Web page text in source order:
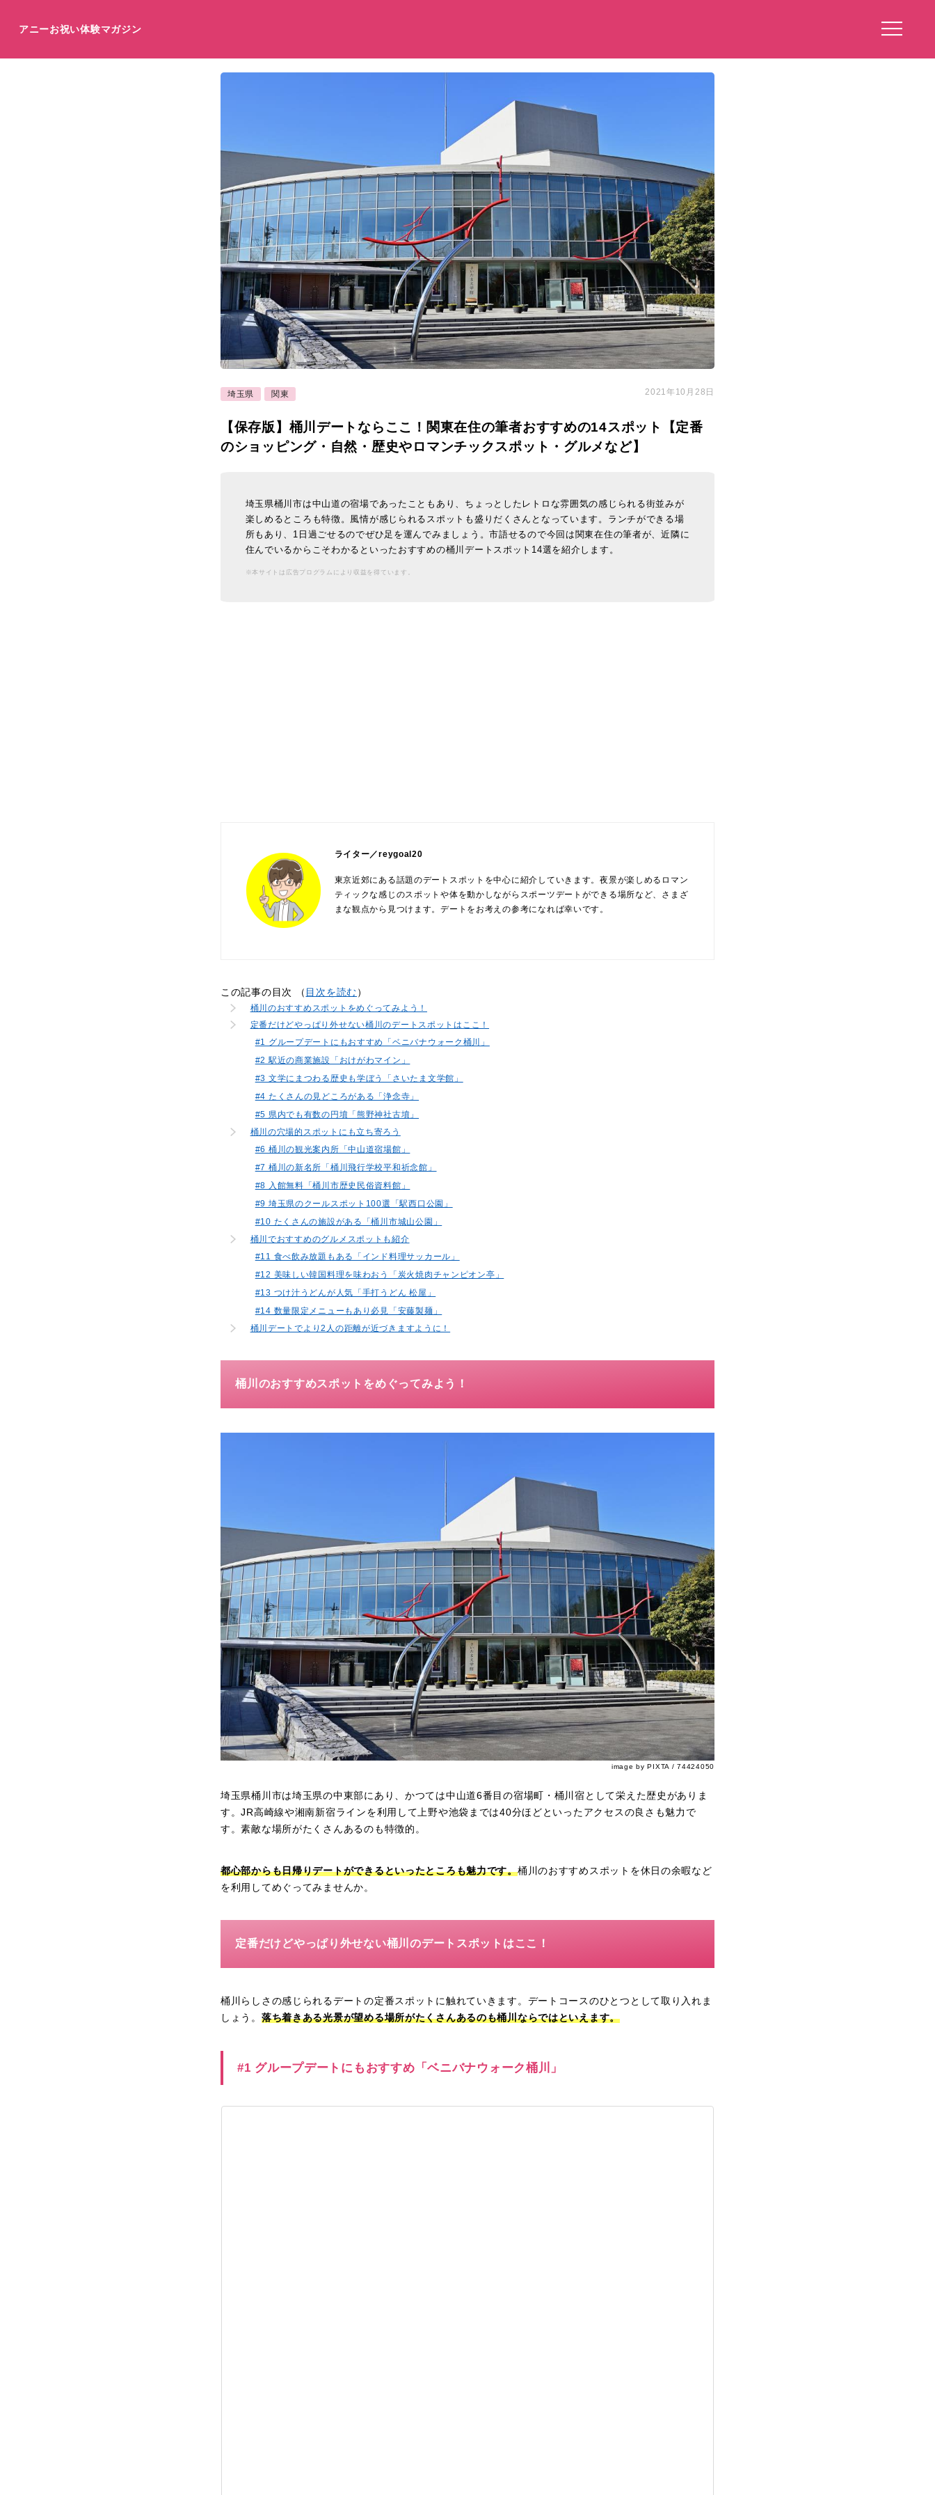
アニーお祝い体験マガジン
埼玉県 関東 2021年10月28日
【保存版】桶川デートならここ！関東在住の筆者おすすめの14スポット【定番
のショッピング・自然・歴史やロマンチックスポット・グルメなど】
埼玉県桶川市は中山道の宿場であったこともあり、ちょっとしたレトロな雰囲気の感じられる街並みが
楽しめるところも特徴。風情が感じられるスポットも盛りだくさんとなっています。ランチができる場
所もあり、1日過ごせるのでぜひ足を運んでみましょう。市語せるので今回は関東在住の筆者が、近隣に
住んでいるからこそわかるといったおすすめの桶川デートスポット14選を紹介します。
※本サイトは広告プログラムにより収益を得ています。
ライター／reygoal20
東京近郊にある話題のデートスポットを中心に紹介していきます。夜景が楽しめるロマン
ティックな感じのスポットや体を動かしながらスポーツデートができる場所など、さまざ
まな観点から見つけます。デートをお考えの参考になれば幸いです。
この記事の目次 （ 目次を読む ）
桶川のおすすめスポットをめぐってみよう！
定番だけどやっぱり外せない桶川のデートスポットはここ！
#1 グループデートにもおすすめ「ベニバナウォーク桶川」
#2 駅近の商業施設「おけがわマイン」
#3 文学にまつわる歴史も学ぼう「さいたま文学館」
#4 たくさんの見どころがある「浄念寺」
#5 県内でも有数の円墳「熊野神社古墳」
桶川の穴場的スポットにも立ち寄ろう
#6 桶川の観光案内所「中山道宿場館」
#7 桶川の新名所「桶川飛行学校平和祈念館」
#8 入館無料「桶川市歴史民俗資料館」
#9 埼玉県のクールスポット100選「駅西口公園」
#10 たくさんの施設がある「桶川市城山公園」
桶川でおすすめのグルメスポットも紹介
#11 食べ飲み放題もある「インド料理サッカール」
#12 美味しい韓国料理を味わおう「炭火焼肉チャンピオン亭」
#13 つけ汁うどんが人気「手打うどん 松屋」
#14 数量限定メニューもあり必見「安藤製麺」
桶川デートでより2人の距離が近づきますように！
桶川のおすすめスポットをめぐってみよう！
image by PIXTA / 74424050
埼玉県桶川市は埼玉県の中東部にあり、かつては中山道6番目の宿場町・桶川宿として栄えた歴史がありま
す。JR高崎線や湘南新宿ラインを利用して上野や池袋までは40分ほどといったアクセスの良さも魅力で
す。素敵な場所がたくさんあるのも特徴的。
都心部からも日帰りデートができるといったところも魅力です。桶川のおすすめスポットを休日の余暇など
を利用してめぐってみませんか。
定番だけどやっぱり外せない桶川のデートスポットはここ！
桶川らしさの感じられるデートの定番スポットに触れていきます。デートコースのひとつとして取り入れま
しょう。 落ち着きある光景が望める場所がたくさんあるのも桶川ならではといえます。
#1 グループデートにもおすすめ「ベニバナウォーク桶川」